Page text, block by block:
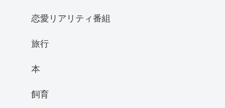
恋愛リアリティ番組
旅行
本
飼育